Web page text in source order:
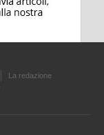
La redazione